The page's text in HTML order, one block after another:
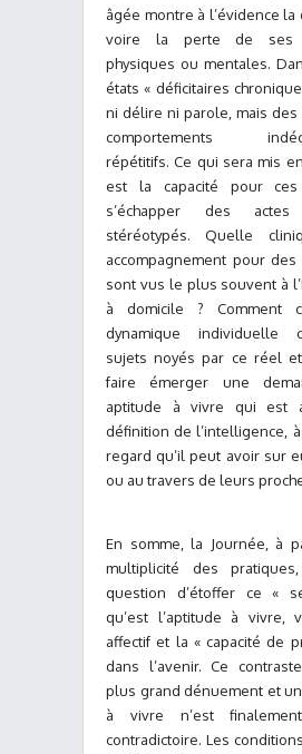
âgée montre à l’évidence la
voire la perte de ses
physiques ou mentales.
états « déficitaires
ni délire ni parole, mais des
comportements
répétitifs. Ce qui sera mis
est la capacité pour
s’échapper des actes
stéréotypés. Quelle
accompagnement pour
sont vus le plus souvent à
à domicile ? Comment
dynamique individuelle
sujets noyés par ce réel
faire émerger une
aptitude à vivre qui est
définition de l’intelligence,
regard qu’il peut avoir sur
ou au travers de leurs
En somme, la Journée, à
multiplicité des
question d’étoffer ce «
qu’est l’aptitude à vivre,
affectif et la « capacité de
dans l’avenir. Ce
plus grand dénuement et
à vivre n’est
contradictoire. Les